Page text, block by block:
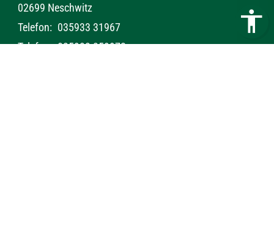
02699 Neschwitz
Telefon: 035933 31967
Telefax: 035933 359972